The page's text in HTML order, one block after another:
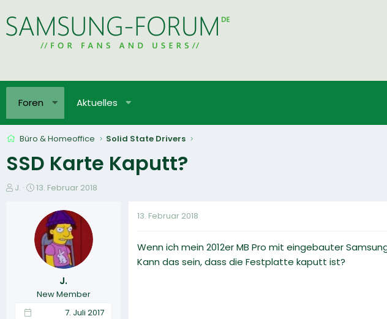
Foren Aktuelles
Büro & Homeoffice Solid State Drivers
SSD Karte Kaputt?
E
J.
E
t
e
l
m
13. Februar 2018
J.
New Member
7. Juli 2017
13. Februar 2018
Wenn ich mein 2012er MB Pro mit eingebauter
Kann das sein, dass die Festplatte kaputt ist?